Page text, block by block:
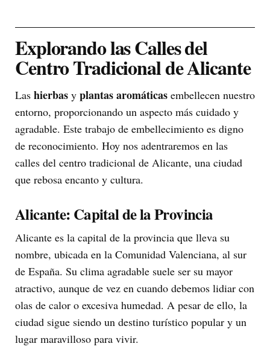
Explorando las Calles del
Centro Tradicional de Alicante
Las hierbas y plantas aromáticas embellecen nuestro
entorno, proporcionando un aspecto más cuidado y
agradable. Este trabajo de embellecimiento es digno
de reconocimiento. Hoy nos adentraremos en las
calles del centro tradicional de Alicante, una ciudad
que rebosa encanto y cultura.
Alicante: Capital de la Provincia
Alicante es la capital de la provincia que lleva su
nombre, ubicada en la Comunidad Valenciana, al sur
de España. Su clima agradable suele ser su mayor
atractivo, aunque de vez en cuando debemos lidiar con
olas de calor o excesiva humedad. A pesar de ello, la
ciudad sigue siendo un destino turístico popular y un
lugar maravilloso para vivir.